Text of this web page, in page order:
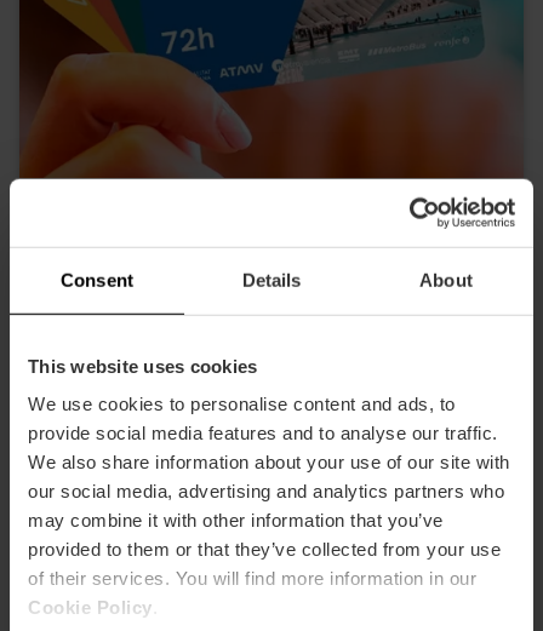
Consent Details About
This website uses cookies
We use cookies to personalise content and ads, to
provide social media features and to analyse our traffic.
We also share information about your use of our site with
our social media, advertising and analytics partners who
may combine it with other information that you’ve
provided to them or that they’ve collected from your use
of their services. You will find more information in our
Cookie Policy
Valencia Tourist Card 24, 48 of 72 uur
4.9 - 1, 951 beoordelingen
Vanaf€ 17,00 € 15,30